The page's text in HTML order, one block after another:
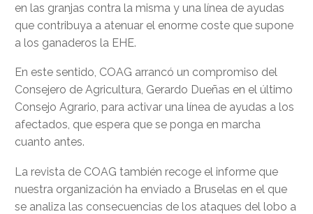
en las granjas contra la misma y una línea de ayudas
que contribuya a atenuar el enorme coste que supone
a los ganaderos la EHE.
En este sentido, COAG arrancó un compromiso del
Consejero de Agricultura, Gerardo Dueñas en el último
Consejo Agrario, para activar una línea de ayudas a los
afectados, que espera que se ponga en marcha
cuanto antes.
La revista de COAG también recoge el informe que
nuestra organización ha enviado a Bruselas en el que
se analiza las consecuencias de los ataques del lobo a